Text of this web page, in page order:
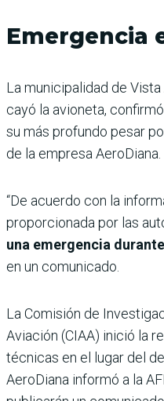
Emergencia
La municipalidad de
cayó la avioneta,
su más profundo pesar
de la empresa AeroDiana.
“De acuerdo con la
proporcionada por las
una emergencia
en un comunicado.
La Comisión de
Aviación (CIAA) inició la
técnicas en el lugar del
AeroDiana informó a la